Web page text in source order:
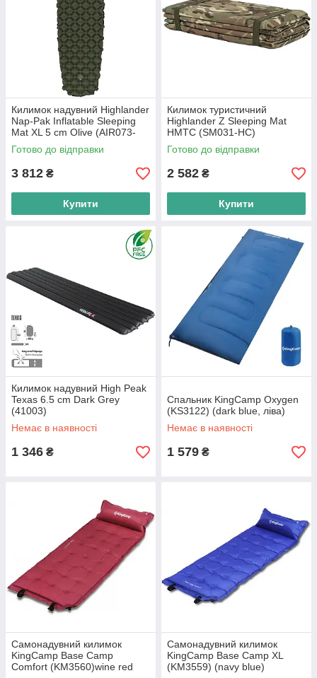
Килимок надувний Highlander
Nap-Pak Inflatable Sleeping
Mat XL 5 cm Olive (AIR073-
OG)
Готово до відправки
3 812 ₴
Купити
Килимок туристичний
Highlander Z Sleeping Mat
HMTC (SM031-HC)
Готово до відправки
2 582 ₴
Купити
Килимок надувний High Peak
Texas 6.5 cm Dark Grey
(41003)
Немає в наявності
1 346 ₴
Спальник KingCamp Oxygen
(KS3122) (dark blue, ліва)
Немає в наявності
1 579 ₴
Самонадувний килимок
KingCamp Base Camp
Comfort (KM3560)wine red
Самонадувний килимок
KingCamp Base Camp XL
(KM3559) (navy blue)